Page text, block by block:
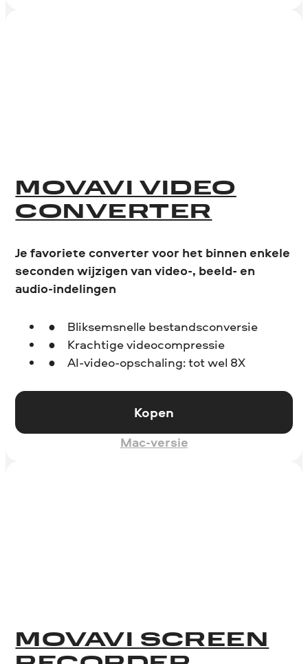
MOVAVI VIDEO
CONVERTER
Je favoriete converter voor het binnen enkele
seconden wijzigen van video-, beeld- en
audio-indelingen
Bliksemsnelle bestandsconversie
Krachtige videocompressie
AI-video-opschaling: tot wel 8X
Kopen
Mac-versie
MOVAVI SCREEN